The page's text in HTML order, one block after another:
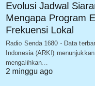
Evolusi Jadwal
Mengapa Program
Frekuensi Lokal
Radio Senda 1680 - Data
Indonesia (ARKI)
mengalihkan…
2 minggu ago